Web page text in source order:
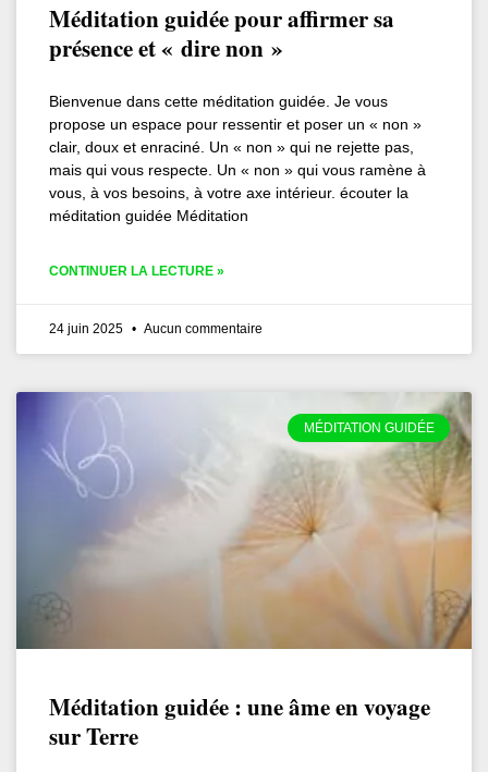
Méditation guidée pour affirmer sa
présence et « dire non »
Bienvenue dans cette méditation guidée. Je vous
propose un espace pour ressentir et poser un « non »
clair, doux et enraciné. Un « non » qui ne rejette pas,
mais qui vous respecte. Un « non » qui vous ramène à
vous, à vos besoins, à votre axe intérieur. écouter la
méditation guidée Méditation
CONTINUER LA LECTURE »
24 juin 2025 Aucun commentaire
MÉDITATION GUIDÉE
Méditation guidée : une âme en voyage
sur Terre